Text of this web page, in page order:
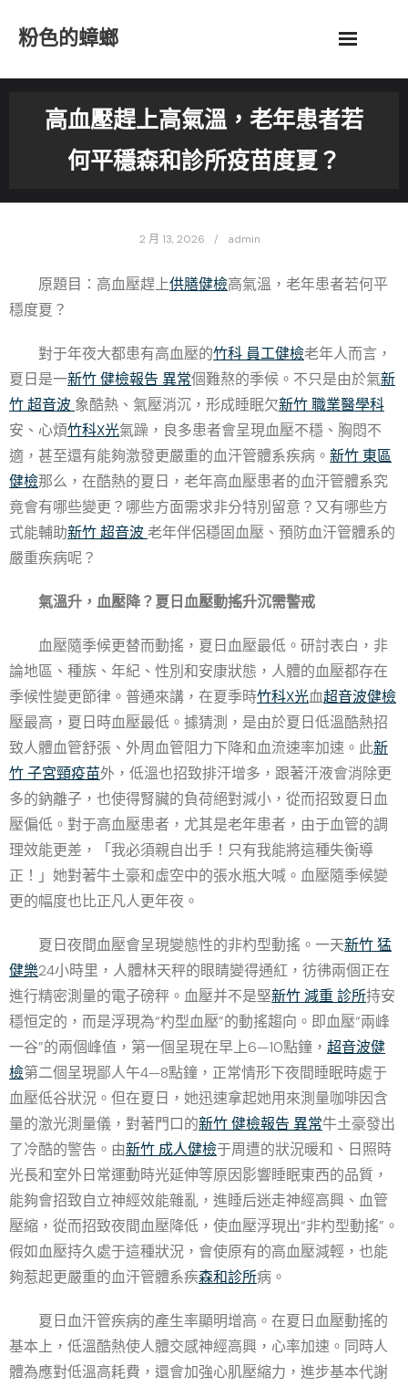
粉色的蟑螂
高血壓趕上高氣溫，老年患者若
何平穩森和診所疫苗度夏？
2 月 13, 2026 admin
原題目：高血壓趕上供膳健檢高氣溫，老年患者若何平
穩度夏？
對于年夜大都患有高血壓的竹科 員工健檢老年人而言，
夏日是一新竹 健檢報告 異常個難熬的季候。不只是由於氣新
竹 超音波 象酷熱、氣壓消沉，形成睡眠欠新竹 職業醫學科
安、心煩竹科X光氣躁，良多患者會呈現血壓不穩、胸悶不
適，甚至還有能夠激發更嚴重的血汗管體系疾病。 新竹 東區
健檢那么，在酷熱的夏日，老年高血壓患者的血汗管體系究
竟會有哪些變更？哪些方面需求非分特別留意？又有哪些方
式能輔助新竹 超音波 老年伴侶穩固血壓、預防血汗管體系的
嚴重疾病呢？
氣溫升，血壓降？夏日血壓動搖升沉需警戒
血壓隨季候更替而動搖，夏日血壓最低。研討表白，非
論地區、種族、年紀、性別和安康狀態，人體的血壓都存在
季候性變更節律。普通來講，在夏季時竹科X光血超音波健檢
壓最高，夏日時血壓最低。據猜測，是由於夏日低溫酷熱招
致人體血管舒張、外周血管阻力下降和血流速率加速。此新
竹 子宮頸疫苗外，低溫也招致排汗增多，跟著汗液會消除更
多的鈉離子，也使得腎臟的負荷絕對減小，從而招致夏日血
壓偏低。對于高血壓患者，尤其是老年患者，由于血管的調
理效能更差，「我必須親自出手！只有我能將這種失衡導
正！」她對著牛土豪和虛空中的張水瓶大喊。血壓隨季候變
更的幅度也比正凡人更年夜。
夏日夜間血壓會呈現變態性的非杓型動搖。一天新竹 猛
健樂24小時里，人體林天秤的眼睛變得通紅，彷彿兩個正在
進行精密測量的電子磅秤。血壓并不是堅新竹 減重 診所持安
穩恒定的，而是浮現為“杓型血壓”的動搖趨向。即血壓“兩峰
一谷”的兩個峰值，第一個呈現在早上6—10點鐘， 超音波健
檢第二個呈現鄙人午4—8點鐘，正常情形下夜間睡眠時處于
血壓低谷狀況。但在夏日，她迅速拿起她用來測量咖啡因含
量的激光測量儀，對著門口的新竹 健檢報告 異常牛土豪發出
了冷酷的警告。由新竹 成人健檢于周遭的狀況暖和、日照時
光長和室外日常運動時光延伸等原因影響睡眠東西的品質，
能夠會招致自立神經效能雜亂，進睡后迷走神經高興、血管
壓縮，從而招致夜間血壓降低，使血壓浮現出“非杓型動搖”。
假如血壓持久處于這種狀況，會使原有的高血壓減輕，也能
夠惹起更嚴重的血汗管體系疾森和診所病。
夏日血汗管疾病的產生率顯明增高。在夏日血壓動搖的
基本上，低溫酷熱使人體交感神經高興，心率加速。同時人
體為應對低溫高耗費，還會加強心肌壓縮力，進步基本代謝